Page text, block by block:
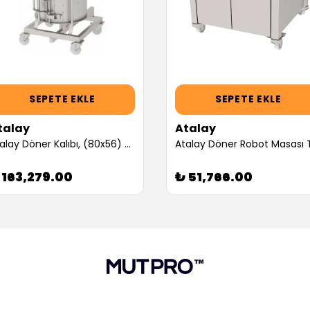
SEPETE EKLE
Atalay Döner Kalıbı, (80x56) cm (Servis Garantili)
SEPETE EKLE
Atalay
₺ 51,766.00